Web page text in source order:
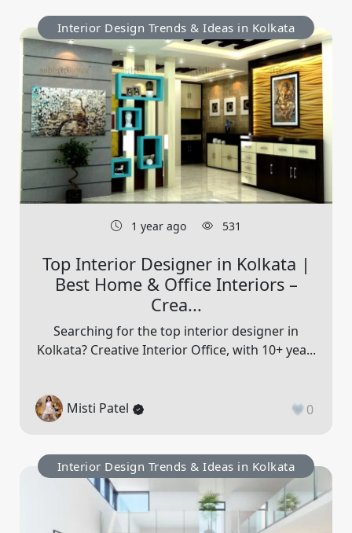
Interior Design Trends & Ideas in Kolkata
1 year ago 531
Top Interior Designer in Kolkata |
Best Home & Office Interiors –
Crea...
Searching for the top interior designer in
Kolkata? Creative Interior Office, with 10+ yea...
Misti Patel 0
Interior Design Trends & Ideas in Kolkata